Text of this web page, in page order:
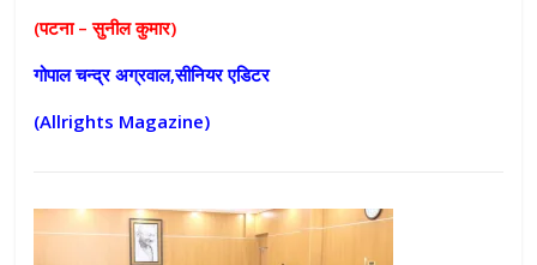
(पटना – सुनील कुमार)
गोपाल चन्द्र अग्रवाल,सीनियर एडिटर
(Allrights Magazine)